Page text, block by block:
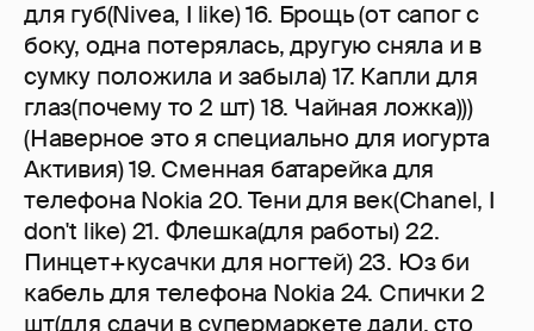
для губ(Nivea, I like) 16. Брощь (от сапог с
боку, одна потерялась, другую сняла и в
сумку положила и забыла) 17. Капли для
глаз(почему то 2 шт) 18. Чайная ложка)))
(Наверное это я специально для иогурта
Активия) 19. Сменная батарейка для
телефона Nokia 20. Тени для век(Chanel, I
don't like) 21. Флешка(для работы) 22.
Пинцет+кусачки для ногтей) 23. Юз би
кабель для телефона Nokia 24. Спички 2
шт(для сдачи в супермаркете дали, сто